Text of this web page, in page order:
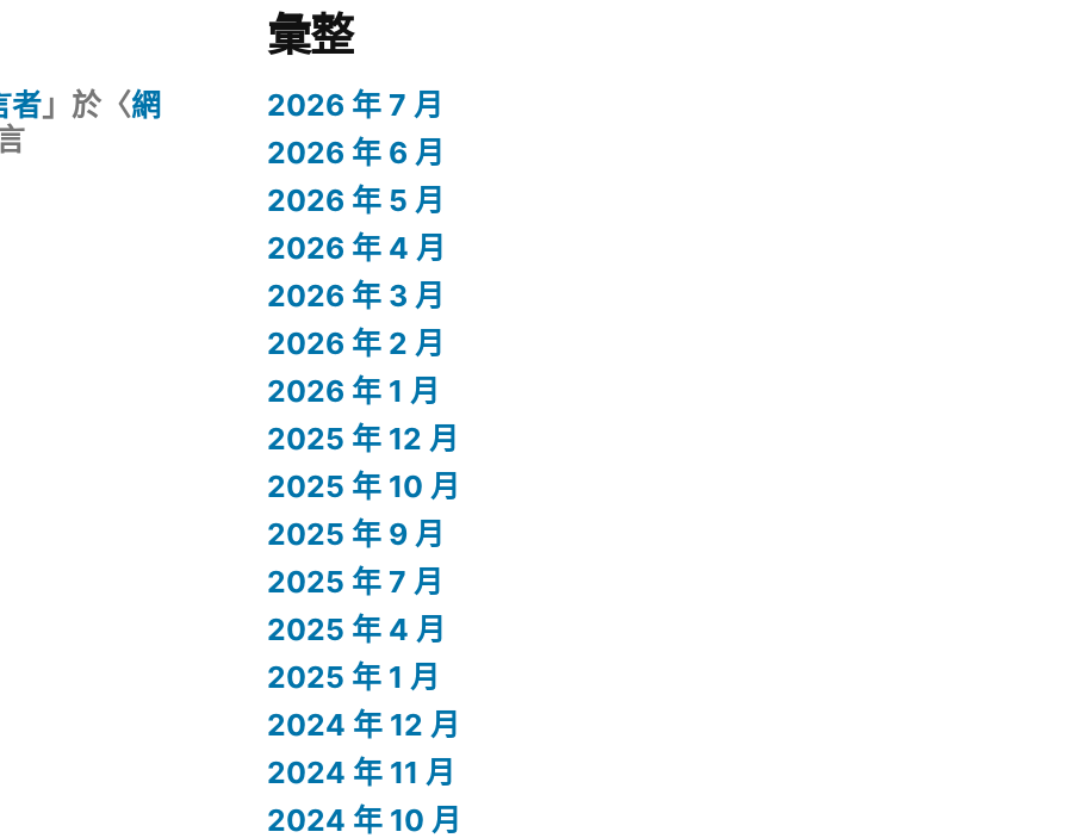
者」於〈網
彙整
2026 年 7 月
2026 年 6 月
2026 年 5 月
2026 年 4 月
2026 年 3 月
2026 年 2 月
2026 年 1 月
2025 年 12 月
2025 年 10 月
2025 年 9 月
2025 年 7 月
2025 年 4 月
2025 年 1 月
2024 年 12 月
2024 年 11 月
2024 年 10 月